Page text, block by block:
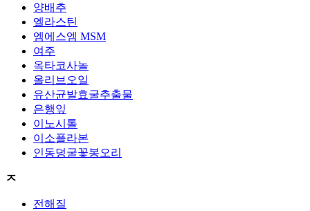
양배추
엘라스틴
엠에스엠 MSM
여주
옥타코사놀
올리브오일
유산균발효굴추출물
은행잎
이노시톨
이소플라본
인동덩굴꽃봉오리
ㅈ
전해질